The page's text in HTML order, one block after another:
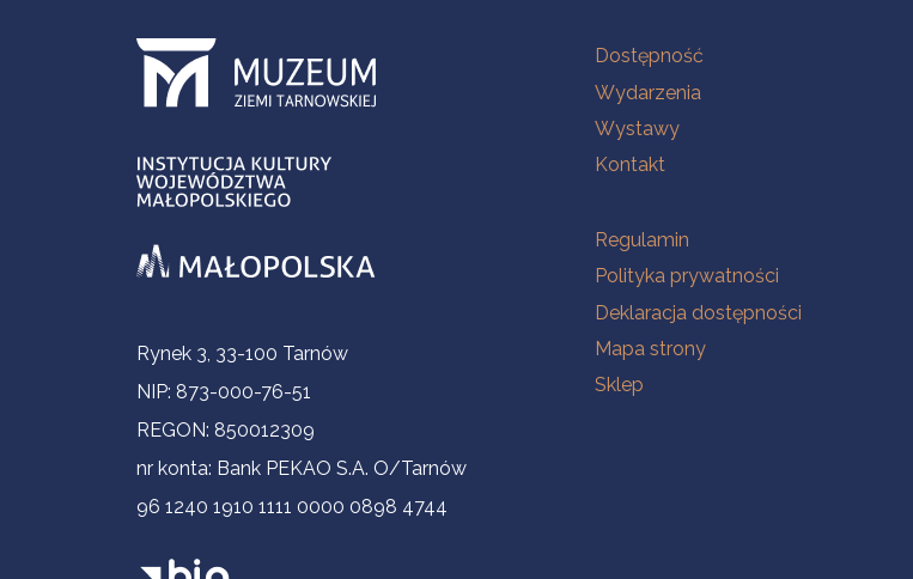
Informacje kontaktowe
Rynek 3, 33-100 Tarnów
NIP: 873-000-76-51
REGON: 850012309
nr konta: Bank PEKAO S.A. O/Tarnów
96 1240 1910 1111 0000 0898 4744
Na skróty
Dostępność
Wydarzenia
Wystawy
Kontakt
Na skróty
Regulamin
Polityka prywatności
Deklaracja dostępności
Mapa strony
Sklep